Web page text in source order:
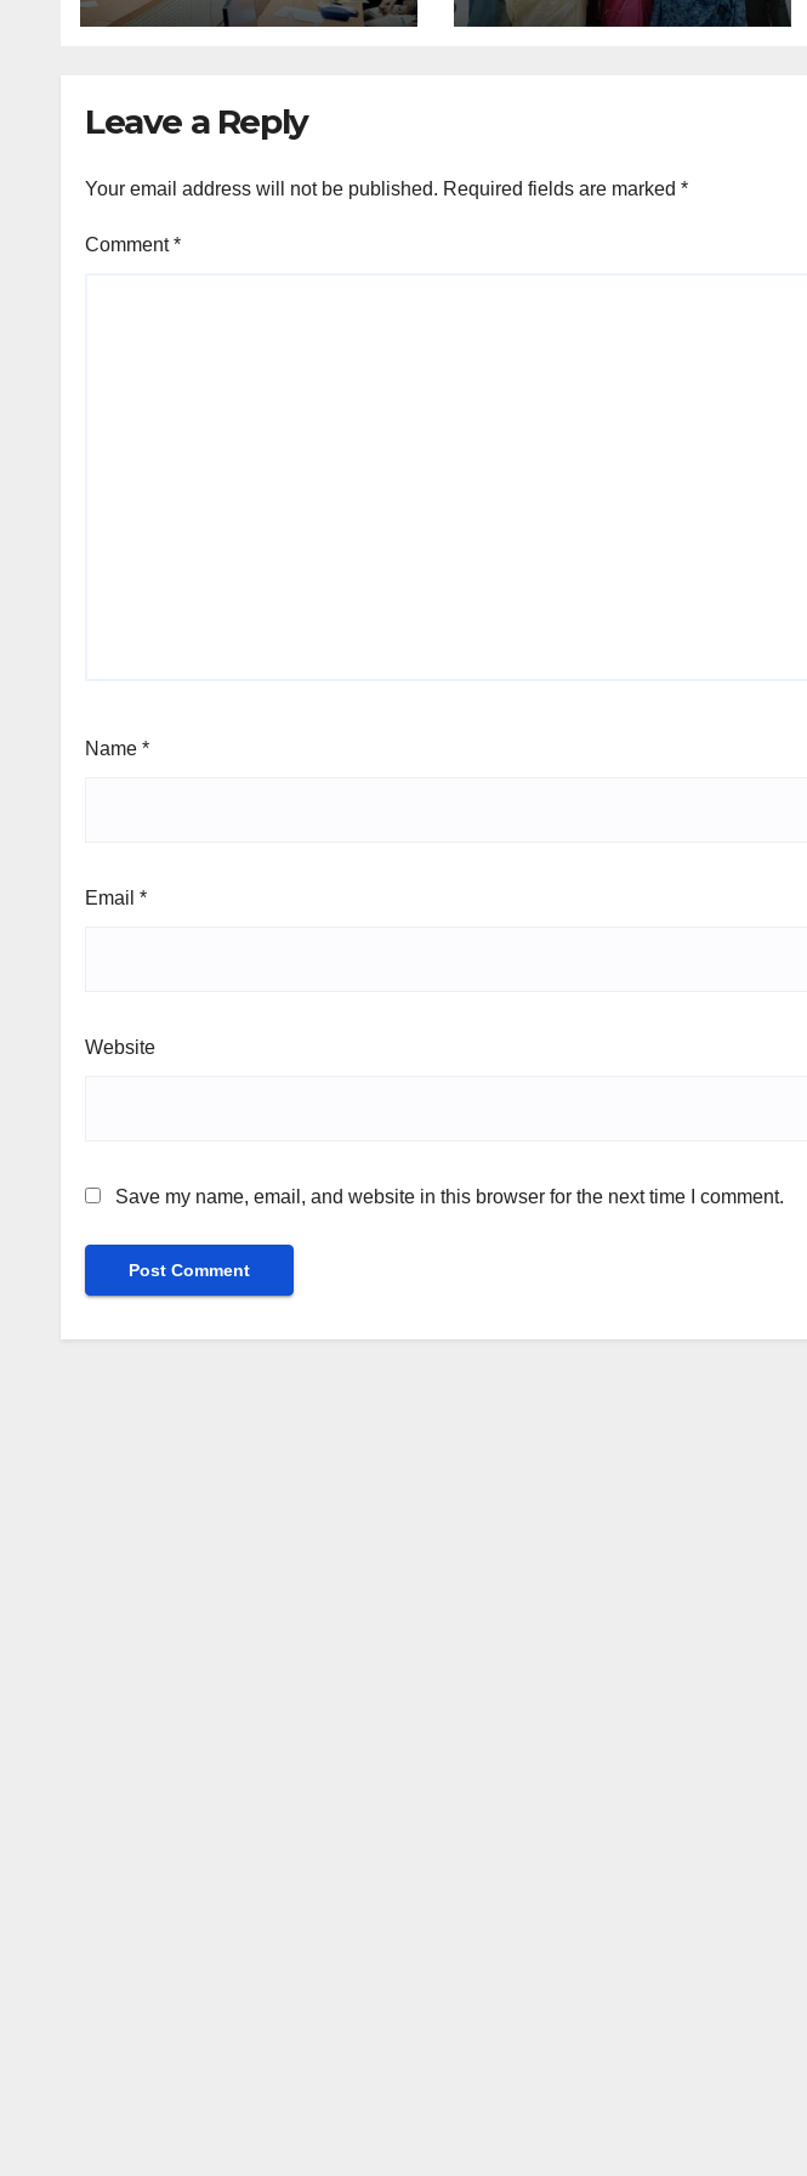
Leave a Reply
Your email address will not be published. Required fields are marked *
Comment*
Name *
Email *
Website
Save my name, email, and website in this browser for the next time I comment.